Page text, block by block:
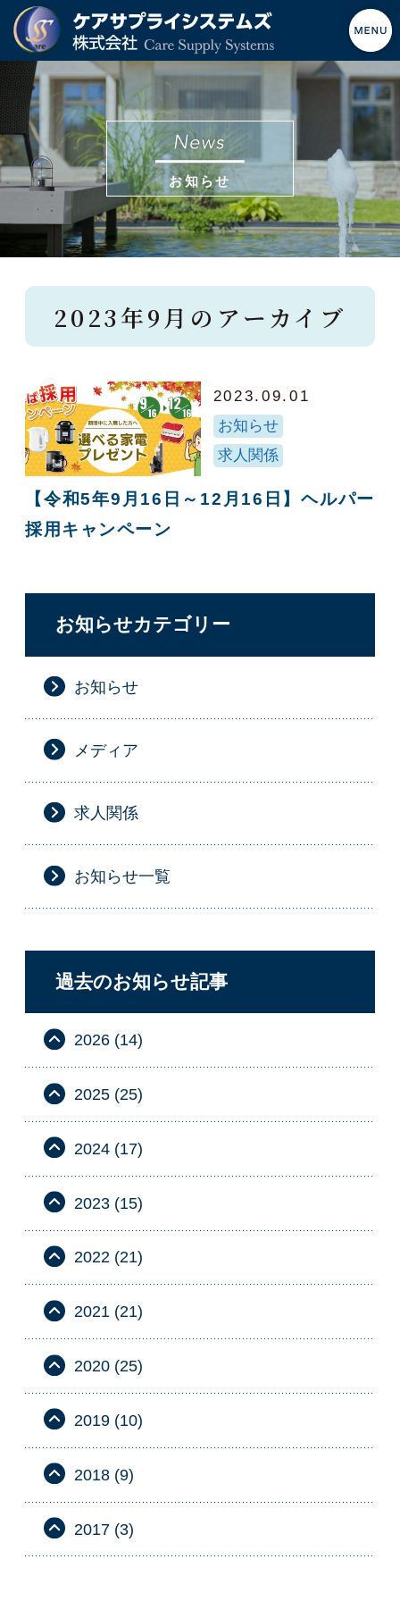
お知らせ
2023年9月のアーカイブ
2023.09.01
お知らせ
求人関係
【令和5年9月16日～12月16日】ヘルパー
採用キャンペーン
お知らせカテゴリー
お知らせ
メディア
求人関係
お知らせ一覧
過去のお知らせ記事
2026 (14)
2025 (25)
2024 (17)
2023 (15)
2022 (21)
2021 (21)
2020 (25)
2019 (10)
2018 (9)
2017 (3)